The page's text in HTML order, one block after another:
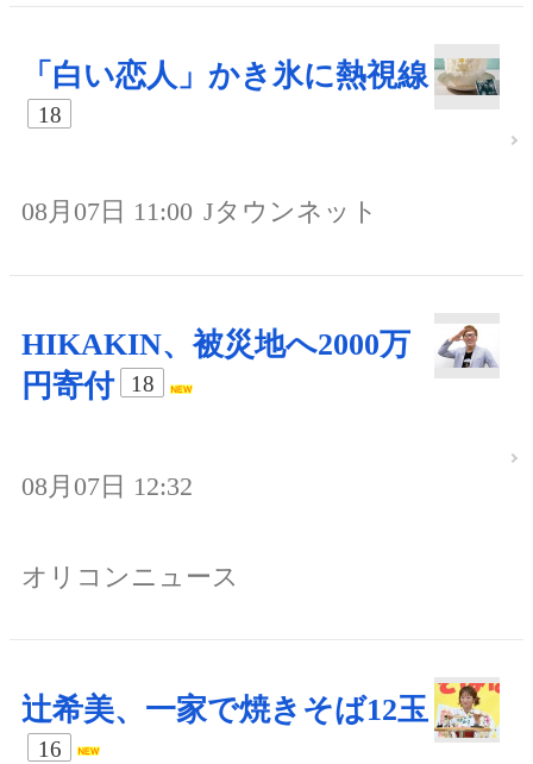
「白い恋人」かき氷に熱視線
18
08月07日 11:00 Jタウンネット
HIKAKIN、被災地へ2000万
円寄付
18
08月07日 12:32
オリコンニュース
辻希美、一家で焼きそば12玉
16